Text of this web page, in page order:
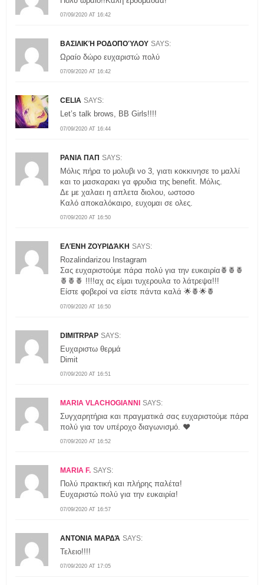
07/09/2020 AT 16:42
ΒΑΣΙΛΙΚΉ ΡΟΔΟΠΟΎΛΟΥ SAYS:
07/09/2020 AT 16:42
Ωραίο δώρο ευχαριστώ πολύ
CELIA SAYS:
07/09/2020 AT 16:44
Let’s talk brows, BB Girls!!!!
ΡΑΝΙΑ ΠΑΠ SAYS:
07/09/2020 AT 16:50
Μόλις πήρα το μολυβι νο 3, γιατι κοκκινησε το μαλλί
και το μασκαρακι γα φρυδια της benefit. Μόλις.
Δε με χαλαει η απλετα διολου, ωστοσο
Καλό αποκαλόκαιρο, ευχομαι σε ολες.
ΕΛΈΝΗ ΖΟΥΡΙΔΆΚΗ SAYS:
07/09/2020 AT 16:50
Rozalindarizou Instagram
Σας ευχαριστούμε πάρα πολύ για την ευκαιρία🍍🍍🍍
🍍🍍🍍 !!!!αχ ας είμαι τυχερουλα το λάτρεψα!!!
Είστε φοβεροί να είστε πάντα καλά 🌟🍍🌟🍍
DIMITRPAP SAYS:
07/09/2020 AT 16:51
Ευχαριστω θερμά
Dimit
MARIA VLACHOGIANNI SAYS:
07/09/2020 AT 16:52
Συγχαρητήρια και πραγματικά σας ευχαριστούμε πάρα
πολύ για τον υπέροχο διαγωνισμό. ❤️
MARIA F. SAYS:
07/09/2020 AT 16:57
Πολύ πρακτική και πλήρης παλέτα!
Ευχαριστώ πολύ για την ευκαιρία!
ANTONIA MΑΡΔΆ SAYS:
07/09/2020 AT 17:05
Τελειο!!!!